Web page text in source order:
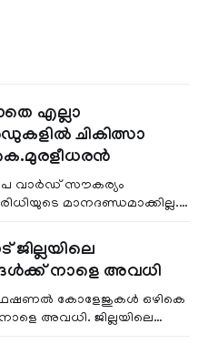
എല്ലാ
ചികിത്സാ
വാർഡ് സൗകര്യം
മാനദണ്ഡമാക്കില്ല.
നാളെ അവധി
കോളേജുകൾ ഒഴികെ
അവധി. ജില്ലയിലെ